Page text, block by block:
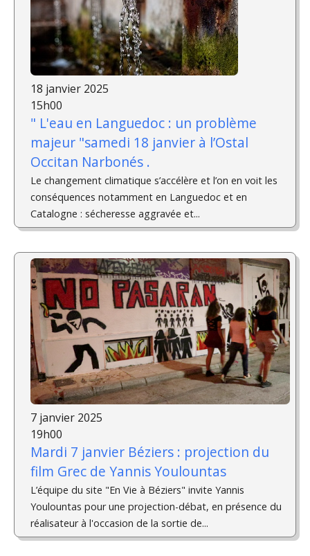
18 janvier 2025
15h00
" L'eau en Languedoc : un problème
majeur "samedi 18 janvier à l’Ostal
Occitan Narbonés .
Le changement climatique s’accélère et l’on en voit les
conséquences notamment en Languedoc et en
Catalogne : sécheresse aggravée et...
7 janvier 2025
19h00
Mardi 7 janvier Béziers : projection du
film Grec de Yannis Youlountas
L’équipe du site "En Vie à Béziers" invite Yannis
Youlountas pour une projection-débat, en présence du
réalisateur à l'occasion de la sortie de...